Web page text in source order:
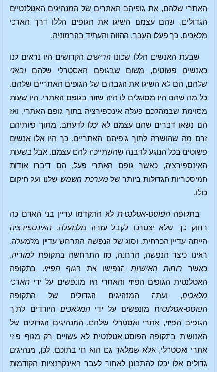
האתרי שלהם, את גופיהם האתרים של המנהיגים האטלנטיים
הגדולים, שהם עצמם השיגו את הגופים הללו דרך הארכי
מלאכים. כך פעלו העבר, ההווה והעתיד בהרמוניה.
שבעת האנשים הללו שכונו הרישים הקדושים היו נראים לנו
כאנשים פשוטים, משום שבגופם האסטרלי שלהם ובאני
שלהם, הם לא השיגו את הגבהים של הגופים האתריים שלהם.
כל מה שהם היו מסוגלים לו היה שזור בגופם האתרי. היו שעות
מסוימת שבמהלכם פעלה אינספירציה בתוך גופם האתרי, ואז
הם נשאו דברים שהם עצמם לא יכלו לדעתם. מתוך פיותיהם
זרם מה שהושרה לתוך גופיהם האתריים. כך היו אלו אנשים
פשוטים בכל הנוגע להבנה שהשתייכה להם עצמם. אבל בשעות
האינספירציה, כאשר גופם האתרי פעל, הם דיברו אודות
המיסטריות הגדולות ביותר של מערכת השמש שלנו ועל היקום
כולו.
בתקופההפוסט-אטלנטיתלא התקדמו עדיין בני האדם כה
רחוק כך שלא יצטרכו לקבל עזרה מלמעלה. האינספירציה
הייתה עדיין הכרחית. וסוג של הנפשה התרחש עדיין מלמעלה.
ראינו כיצד הנפשה, הרחנה, כזו התרחשה בתקופתלמוריה,
כאשר רוחות האישיות הנפישו את הגוף הפיזי. בתקופה
האטלנטית הגופים הפיזי והאתרי היו מונפשים על ידי הארכי
מלאכים, ועתה המנהיגים הגדולים של התקופה
הפוסט-אטלנטית מונפשים על ידיהמלאכים היורדים לתוך
הגופים הפיזי, אתרי ואסטרלי שלהם. המנהיגים הגדולים של
האנושות בתקופה הפוסט-אטלנטית לא עשויים רק מגוף פיזי
אתרי ואסטרלי, אלאשמלאך גם הוא חי בתוכם. לכן, מנהיגים
גדולים אלו יכלו להתבונן לאחור לעבר האינקרנציות הקודמות